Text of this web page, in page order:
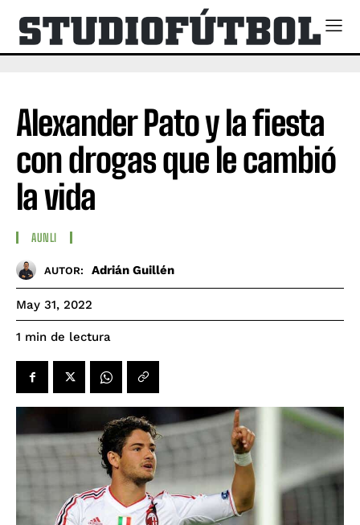
Alexander Pato y la fiesta
con drogas que le cambió
la vida
AUNLI
AUTOR: Adrián Guillén
May 31, 2022
1 min de lectura